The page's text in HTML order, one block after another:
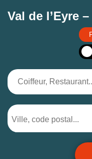
Val de l’Eyre